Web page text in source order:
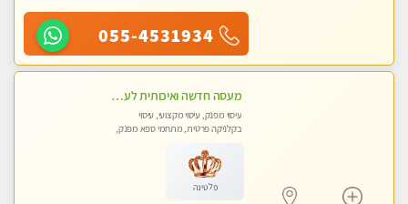
055-4531934
מעסה חדשה ואיכותית לעיסוי מרגיע ומפנק VIP-מומלץ לחלוטין! פרטי! ​​​​​​ Highly recommended
עיסוי מפנק, עיסוי מקצועי, עיסוי
בקלניקה פרטית, מתחמי ספא מפנק,
פלטינה